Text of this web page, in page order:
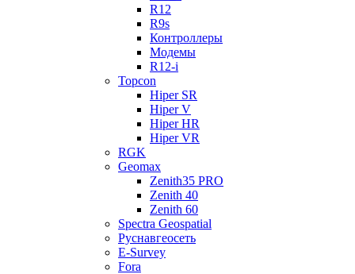
R12
R9s
Контроллеры
Модемы
R12-i
Topcon
Hiper SR
Hiper V
Hiper HR
Hiper VR
RGK
Geomax
Zenith35 PRO
Zenith 40
Zenith 60
Spectra Geospatial
Руснавгеосеть
E-Survey
Fora